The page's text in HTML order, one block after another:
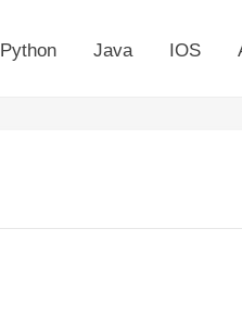
Python Java IOS